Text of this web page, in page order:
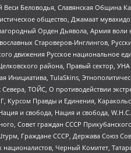
Беловодья, Славянская Община
общество, Джамаат
Орден Дьявола, Армия
Староверов-Инглингов,
движения Русское национальное
района, Правый сектор,
TulaSkins,
ТОЙС, О противодействии
Правды и Единения,
и свобода, Нация и свобода,
Совет граждан СССР Прикубанского
Граждане СССР, Держава Союз
Черный Комитет,